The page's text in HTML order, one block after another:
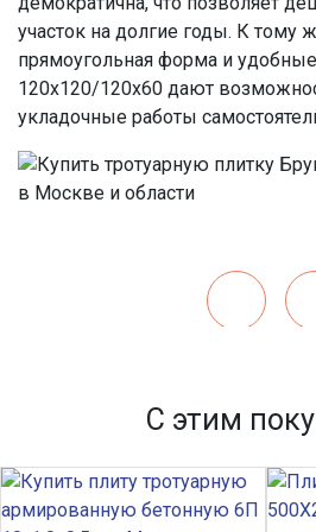
участок на долгие годы. К тому
прямоугольная форма и
120х120/120х60 дают
укладочные работы
С этим